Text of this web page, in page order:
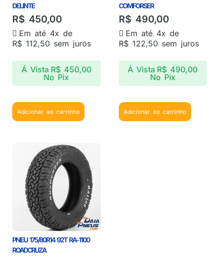
DELINTE
R$ 450,00
Em até 4x de
R$ 112,50 sem juros
Á Vista R$450,00
No Pix
Adicionar ao carrinho
COMFORSER
R$ 490,00
Em até 4x de
R$122,50 sem juros
Á Vista R$ 490,00
No Pix
Adicionar ao carrinho
PNEU 175/80R14 92T RA-1100
ROADCRUZA